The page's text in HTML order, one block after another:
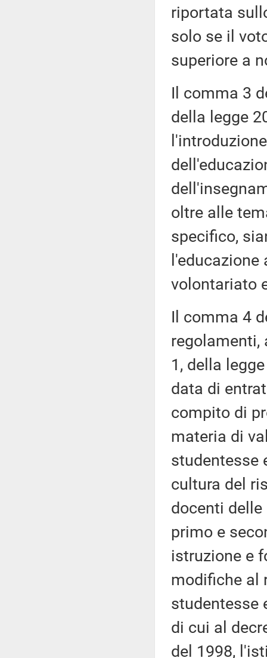
riportata
solo se il
superiore a
Il comma 3
della legge
oltre alle
specifico,
volontariato
Il comma 4
1, della
data di
compito di
materia di
studentesse
cultura del
docenti
primo e
istruzione e
modifiche al
studentesse
di cui al
del 1998,